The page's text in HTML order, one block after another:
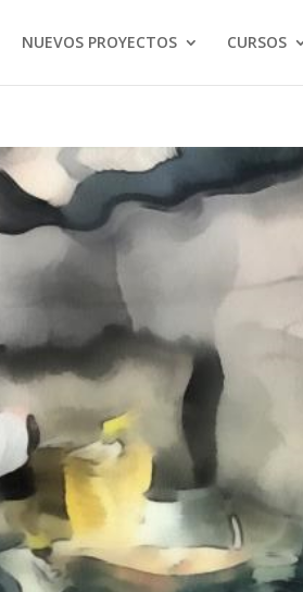
NUEVOS PROYECTOS CURSOS